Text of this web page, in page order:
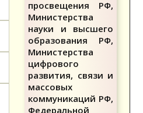
просвещения РФ,
Министерства
науки и высшего
образования РФ,
Министерства
цифрового
развития, связи и
массовых
коммуникаций РФ,
Федеральной